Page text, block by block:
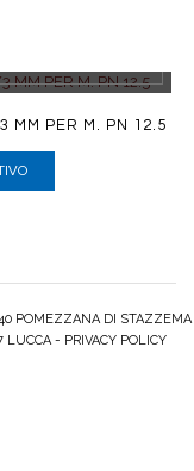
MM PER M. PN 12.5
POMEZZANA DI STAZZEMA
LUCCA - PRIVACY POLICY